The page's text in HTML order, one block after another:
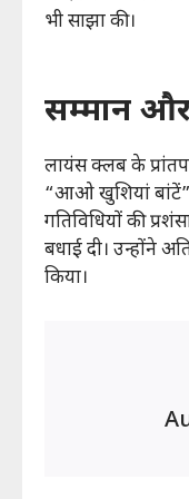
भी साझा की।
सम्मान और
लायंस क्लब के
“आओ खुशियां बांटें”
गतिविधियों की
बधाई दी। उन्होंने
किया।